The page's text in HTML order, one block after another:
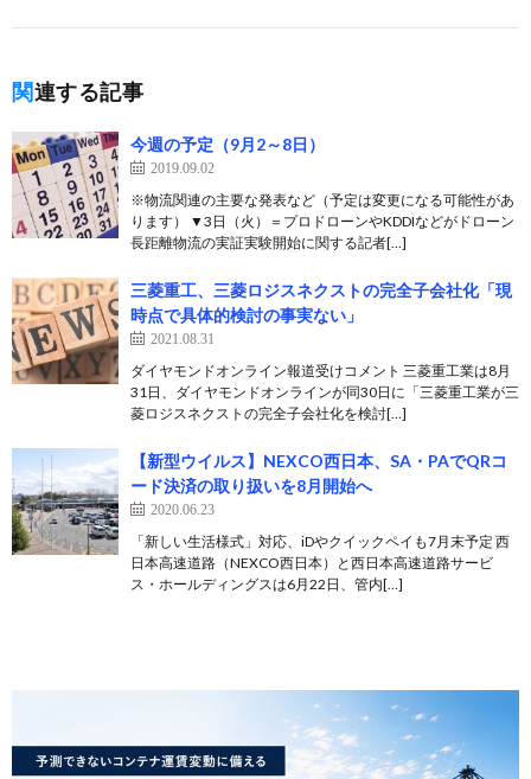
関連する記事
今週の予定（9月2～8日）
2019.09.02
※物流関連の主要な発表など（予定は変更になる可能性があ
ります） ▼3日（火）＝プロドローンやKDDIなどがドローン
長距離物流の実証実験開始に関する記者[…]
三菱重工、三菱ロジスネクストの完全子会社化「現
時点で具体的検討の事実ない」
2021.08.31
ダイヤモンドオンライン報道受けコメント 三菱重工業は8月
31日、ダイヤモンドオンラインが同30日に「三菱重工業が三
菱ロジスネクストの完全子会社化を検討[…]
【新型ウイルス】NEXCO西日本、SA・PAでQRコ
ード決済の取り扱いを8月開始へ
2020.06.23
「新しい生活様式」対応、iDやクイックペイも7月末予定 西
日本高速道路（NEXCO西日本）と西日本高速道路サービ
ス・ホールディングスは6月22日、管内[…]